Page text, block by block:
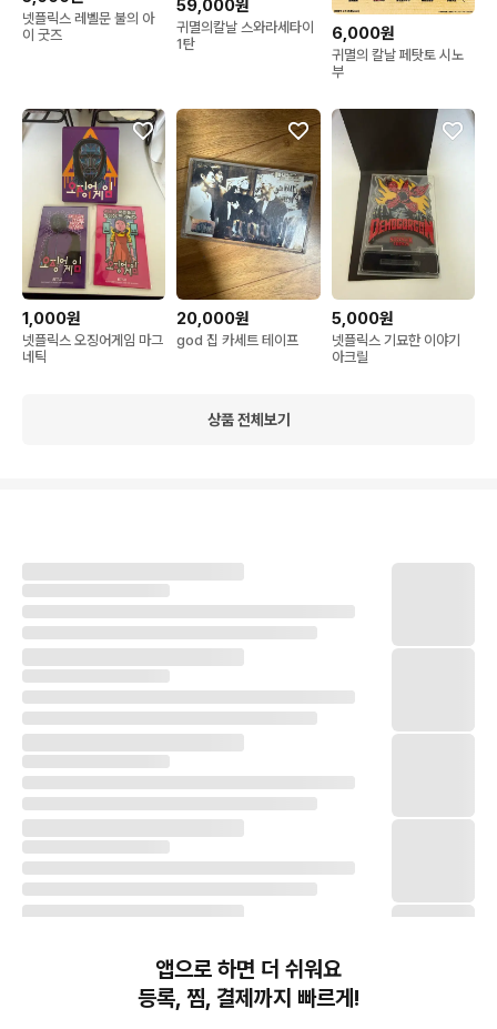
넷플릭스 레벨문 불의 아
이 굿즈
59,000원
귀멸의칼날 스와라세타이
1탄
6,000원
귀멸의 칼날 페탓토 시노
부
1,000원
넷플릭스 오징어게임 마그
네틱
20,000원
god 집 카세트 테이프
5,000원
넷플릭스 기묘한 이야기
아크릴
상품 전체보기
앱으로 하면 더 쉬워요
등록, 찜, 결제까지 빠르게!